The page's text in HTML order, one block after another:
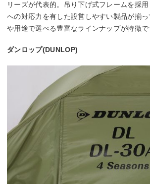
リーズが代表的。吊り下げ式フレームを採
への対応力を有した設営しやすい製品が揃
や用途で選べる豊富なラインナップが特徴で
ダンロップ(DUNLOP)